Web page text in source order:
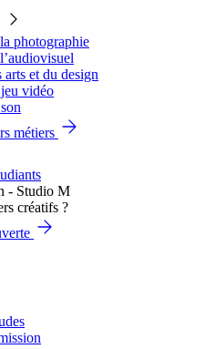
photographie
arts et du design
vidéo
métiers
créatifs ?